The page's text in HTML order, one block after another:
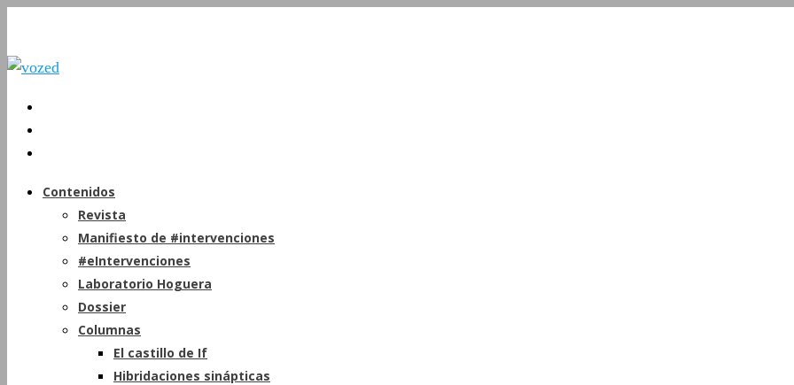
Contenidos
Revista
Manifiesto de #intervenciones
#eIntervenciones
Laboratorio Hoguera
Dossier
Columnas
El castillo de If
Hibridaciones sinápticas